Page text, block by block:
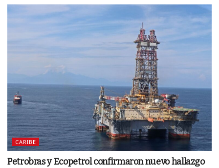
CARIBE
Petrobras y Ecopetrol confirmaron nuevo hallazgo